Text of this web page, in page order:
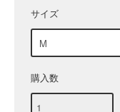
サイズ
購入数